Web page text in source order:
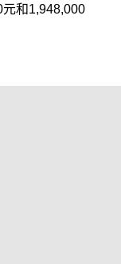
和1,948,000